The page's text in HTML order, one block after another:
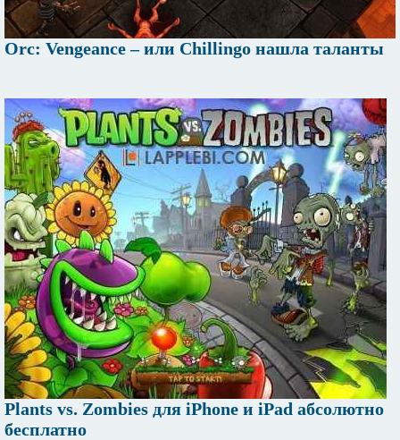
Orc: Vengeance – или Chillingo нашла таланты
Plants vs. Zombies для iPhone и iPad абсолютно
бесплатно